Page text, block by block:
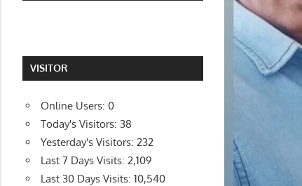
VISITOR
Online Users: 0
Today's Visitors: 38
Yesterday's Visitors: 232
Last 7 Days Visits: 2,109
Last 30 Days Visits: 10,540